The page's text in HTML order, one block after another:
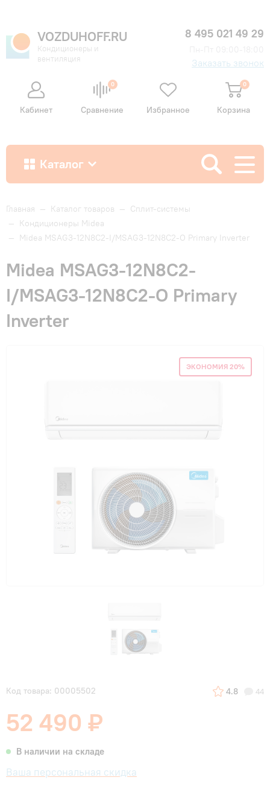
VOZDUHOFF.RU
Кондиционеры и
вентиляция
8 495 021 49 29
Заказать звонок
Кабинет
0
Сравнение Избранное
0
Корзина
Каталог
Как купить
Доставка и оплата
Гарантия и сервис
Монтаж
Главная — Каталог товаров — Сплит-системы
— Кондиционеры Midea
— Midea MSAG3-12N8C2-I/MSAG3-12N8C2-O Primary Inverter
Midea MSAG3-12N8C2-
I/MSAG3-12N8C2-O Primary
Inverter
ЭКОНОМИЯ 20%
Код товара: 00005502 4.8 44
52 490 ₽
В наличии на складе
Ваша персональная скидка